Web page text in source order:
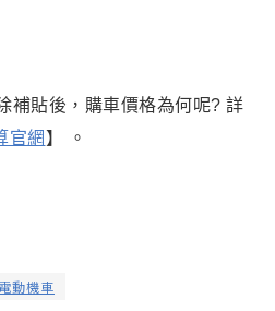
補貼後 ，購車價格為何呢? 詳
官網 】 。
電動機車